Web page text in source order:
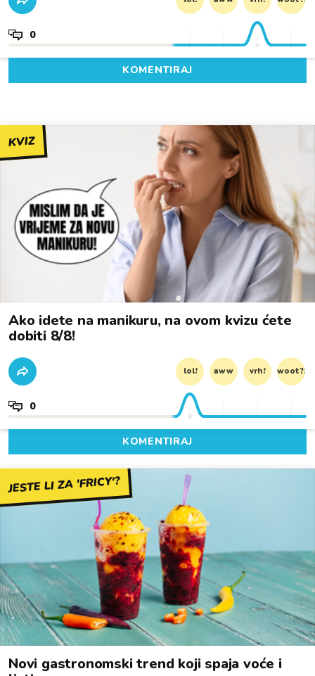
0
KOMENTIRAJ
KVIZ
Ako idete na manikuru, na ovom kvizu ćete
dobiti 8/8!
lol! aww vrh! woot?!
0
KOMENTIRAJ
JESTE LI ZA 'FRICY'?
Novi gastronomski trend koji spaja voće i